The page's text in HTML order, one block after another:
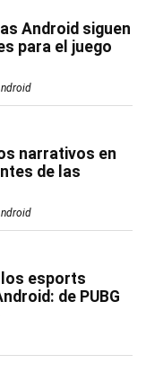
Android siguen
para el juego
narrativos en
de las
esports
de PUBG